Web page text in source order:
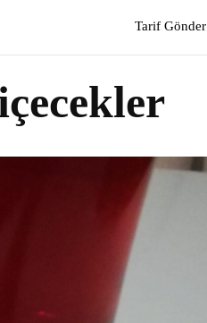
Tarif Gönder